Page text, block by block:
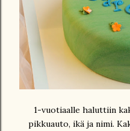
1-vuotiaalle haluttiin
pikkuauto, ikä ja nimi.